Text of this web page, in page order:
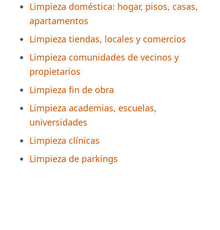
Limpieza doméstica: hogar, pisos, casas,
apartamentos
Limpieza tiendas, locales y comercios
Limpieza comunidades de vecinos y
propietarios
Limpieza fin de obra
Limpieza academias, escuelas,
universidades
Limpieza clínicas
Limpieza de parkings